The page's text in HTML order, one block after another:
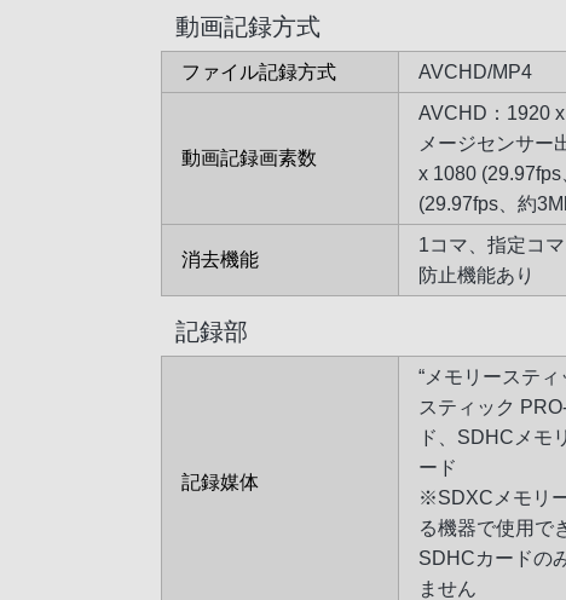
動画記録方式
ファイル記録方式 AVCHD/MP4
動画記録画素数
AVCHD：1920
メージセンサー
x 1080
(29.97fps、約
消去機能
1コマ、指定コ
防止機能あり
記録部
記録媒体
“メモリースティ
スティック
ド、SDHCメモ
ード
※SDXCメモリ
る機器で使用で
SDHCカードの
ません